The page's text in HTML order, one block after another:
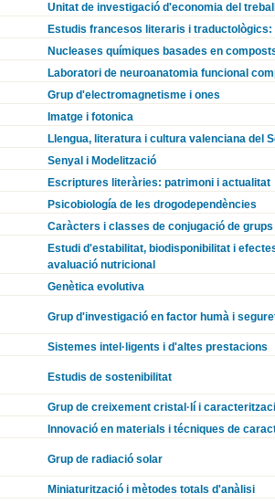
Unitat de investigació d'economia del
Estudis francesos literaris i
Nucleases químiques basades en
Laboratori de neuroanatomia funcional
Grup d'electromagnetisme i ones
Imatge i fotonica
Llengua, literatura i cultura valenciana del
Senyal i Modelització
Escriptures literàries: patrimoni i actualitat
Psicobiología de les drogodependències
Caràcters i classes de conjugació de
Estudi d'estabilitat, biodisponibilitat i
avaluació nutricional
Genètica evolutiva
Grup d'investigació en factor humà i
Sistemes intel·ligents i d'altes prestacions
Estudis de sostenibilitat
Grup de creixement cristal·lí i
Innovació en materials i técniques de
Grup de radiació solar
Miniaturització i mètodes totals d'anàlisi